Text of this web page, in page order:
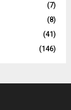
(7)
(8)
(41)
(146)